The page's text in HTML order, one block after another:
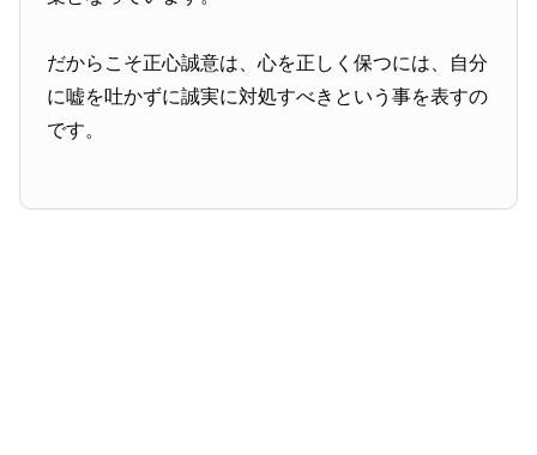
だからこそ正心誠意は、心を正しく保つには、自分
に嘘を吐かずに誠実に対処すべきという事を表すの
です。